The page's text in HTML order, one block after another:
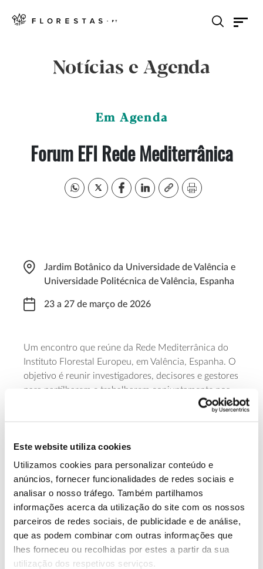
Este website utiliza cookies
Utilizamos cookies para personalizar conteúdo e
anúncios, fornecer funcionalidades de redes sociais e
analisar o nosso tráfego. Também partilhamos
informações acerca da utilização do site com os nossos
parceiros de redes sociais, de publicidade e de análise,
que as podem combinar com outras informações que
lhes forneceu ou recolhidas por estes a partir da sua
utilização dos respetivos serviços.
Notícias e Agenda
Em Agenda
Forum EFI Rede Mediterrânica
Jardim Botânico da Universidade de Valência e
Universidade Politécnica de Valência, Espanha
23 a 27 de março de 2026
Um encontro que reúne da Rede Mediterrânica do
Instituto Florestal Europeu, em Valência, Espanha. O
objetivo é reunir investigadores, decisores e gestores
para partilharem e trabalharem conjuntamente nos
temas que são relevantes para a saúde e resiliência
aprofundar estas temáticas.
Saber mais
13.07.2026
Genoma do priolo e de outras espécies em risco:
conhecer para conservar